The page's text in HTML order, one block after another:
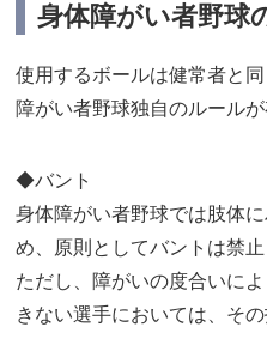
身体障がい者野球
使用するボールは健常者と
障がい者野球独自のルールが
◆バント
身体障がい者野球では肢体
め、原則としてバントは禁止
ただし、障がいの度合いに
きない選手においては、そ